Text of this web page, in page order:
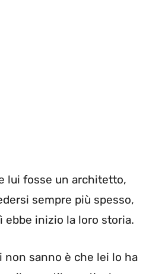
lui fosse un architetto,
sempre più spesso,
ebbe inizio la loro storia.
non sanno è che lei lo ha